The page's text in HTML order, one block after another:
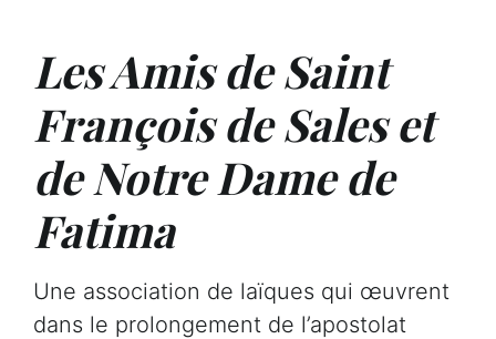
Les Amis de Saint
François de Sales et
de Notre Dame de
Fatima
Une association de laïques qui œuvrent
dans le prolongement de l’apostolat